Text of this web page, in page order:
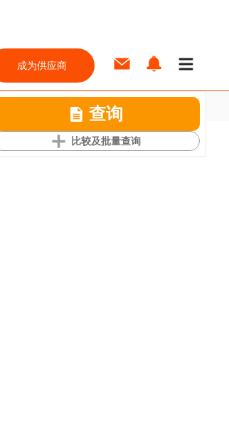
成为供应商
查询
比较及批量查询